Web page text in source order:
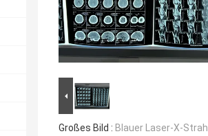
Großes Bild : Blauer Laser-X-